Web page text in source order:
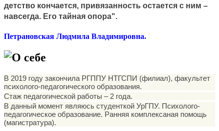
детство кончается, привязанность остается с ним –
навсегда. Его тайная опора".
Петрановская Людмила Владимировна.
О себе
В 2019 году закончила РГППУ НТГСПИ (филиал), факультет
психолого-педагогического образования.
Стаж педагогической работы – 2 года.
В данный момент являюсь студенткой УрГПУ. Психолого-
педагогическое образование. Ранняя комплексаная помощь
(магистратура).